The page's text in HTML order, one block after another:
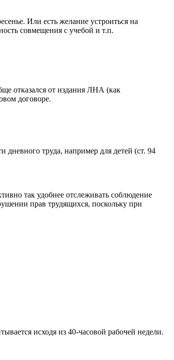
Или есть желание устроиться на
совмещения с учебой и т.п.
отказался от издания ЛНА (как
договоре.
дневного труда, например для детей (ст. 94
так удобнее отслеживать соблюдение
прав трудящихся, поскольку при
исходя из 40-часовой рабочей недели.